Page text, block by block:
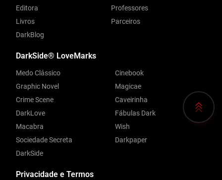
Privacidade e Termos
Editora
Livros
DarkBlog
Professores
Parceiros
DarkSide® LoveMarks
Medo Clássico
Graphic Novel
Crime Scene
DarkLove
Macabra
Sociedade Secreta
DarkSide
Cinebook
Magicae
Caveirinha
Fábulas Dark
Wish
Darkpaper